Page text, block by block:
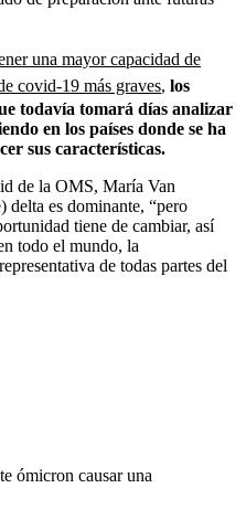
una mayor capacidad de
covid-19 más graves, los
todavía tomará días analizar
en los países donde se ha
sus características.
de la OMS, María Van
es dominante, “pero
tiene de cambiar, así
todo el mundo, la
de todas partes del
ómicron causar una